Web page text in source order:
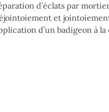
d’éclats par
et
d’un badigeon à la